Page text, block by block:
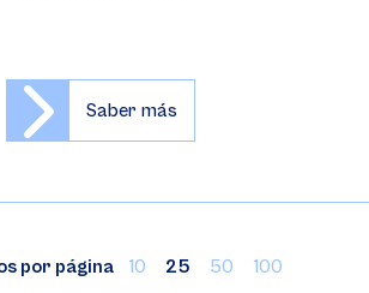
Saber más
por página 10 25 50 100